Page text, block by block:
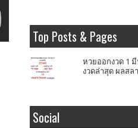
Top Posts & Pages
หวยออกงวด 1
งวดล่าสุด ผลสล
Social